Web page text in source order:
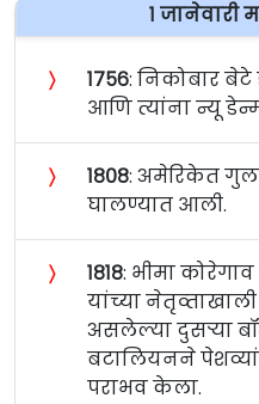
१ जानेवारी
〉 १७५६: निकोबार बेटे
आणि त्यांना न्यू
〉 १८०८: अमेरिकेत
घालण्यात आली.
〉 १८१८: भीमा
यांच्या
असलेल्या दुसऱ्या
बटालियनने
पराभव केला.